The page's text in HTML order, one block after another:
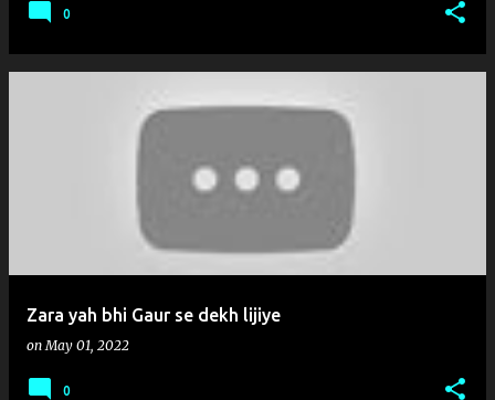
0
Zara yah bhi Gaur se dekh lijiye
onMay 01, 2022
0